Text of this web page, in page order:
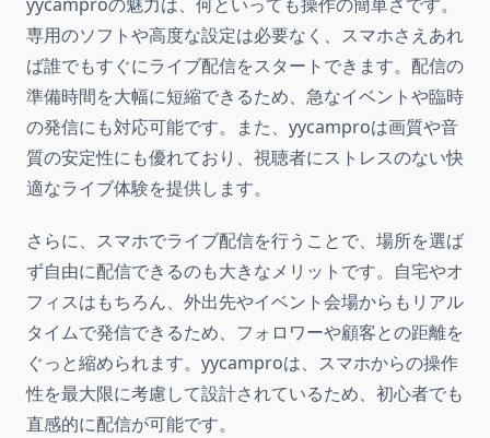
専用のソフトや高度な設定は必要なく、スマホさえあれ
ば誰でもすぐにライブ配信をスタートできます。配信の
準備時間を大幅に短縮できるため、急なイベントや臨時
の発信にも対応可能です。また、yycamproは画質や音
質の安定性にも優れており、視聴者にストレスのない快
適なライブ体験を提供します。
さらに、スマホでライブ配信を行うことで、場所を選ば
ず自由に配信できるのも大きなメリットです。自宅やオ
フィスはもちろん、外出先やイベント会場からもリアル
タイムで発信できるため、フォロワーや顧客との距離を
ぐっと縮められます。yycamproは、スマホからの操作
性を最大限に考慮して設計されているため、初心者でも
直感的に配信が可能です。